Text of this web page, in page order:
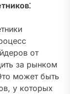
от
за рынком
может быть
у которых